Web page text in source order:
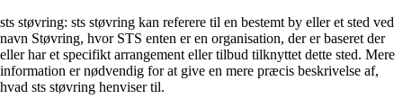
sts støvring: sts støvring kan referere til en bestemt by eller et sted ved
navn Støvring, hvor STS enten er en organisation, der er baseret der
eller har et specifikt arrangement eller tilbud tilknyttet dette sted. Mere
information er nødvendig for at give en mere præcis beskrivelse af,
hvad sts støvring henviser til.